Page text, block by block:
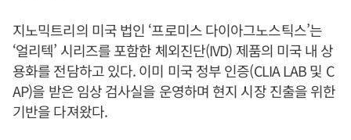
지노믹트리의 미국 법인 ‘프로미스 다이아그노스틱스’는
‘얼리텍’ 시리즈를 포함한 체외진단(IVD) 제품의 미국 내 상
용화를 전담하고 있다. 이미 미국 정부 인증(CLIA LAB 및 C
AP)을 받은 임상 검사실을 운영하며 현지 시장 진출을 위한
기반을 다져왔다.